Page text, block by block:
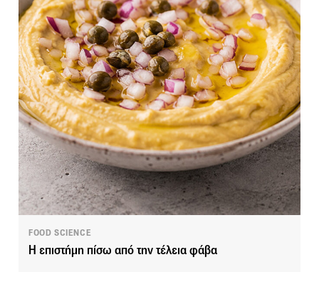
FOOD SCIENCE
Η επιστήμη πίσω από την τέλεια φάβα